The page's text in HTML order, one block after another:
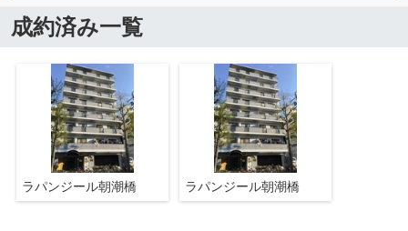
成約済み一覧
ラパンジール朝潮橋 ラパンジール朝潮橋